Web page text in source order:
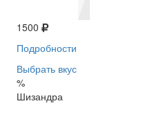
1500
Подробности
Выбрать вкус
%
Шизандра